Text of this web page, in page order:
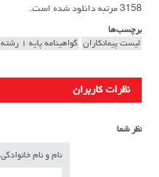
3158 مرتبه دانلود شده است.
برچسب‌ها
لیست پيمانكاران گواهينامه پایه ۱ رشته نفت و گاز
نظرات کاربران
نظر شما
نام و نام خانوادگی